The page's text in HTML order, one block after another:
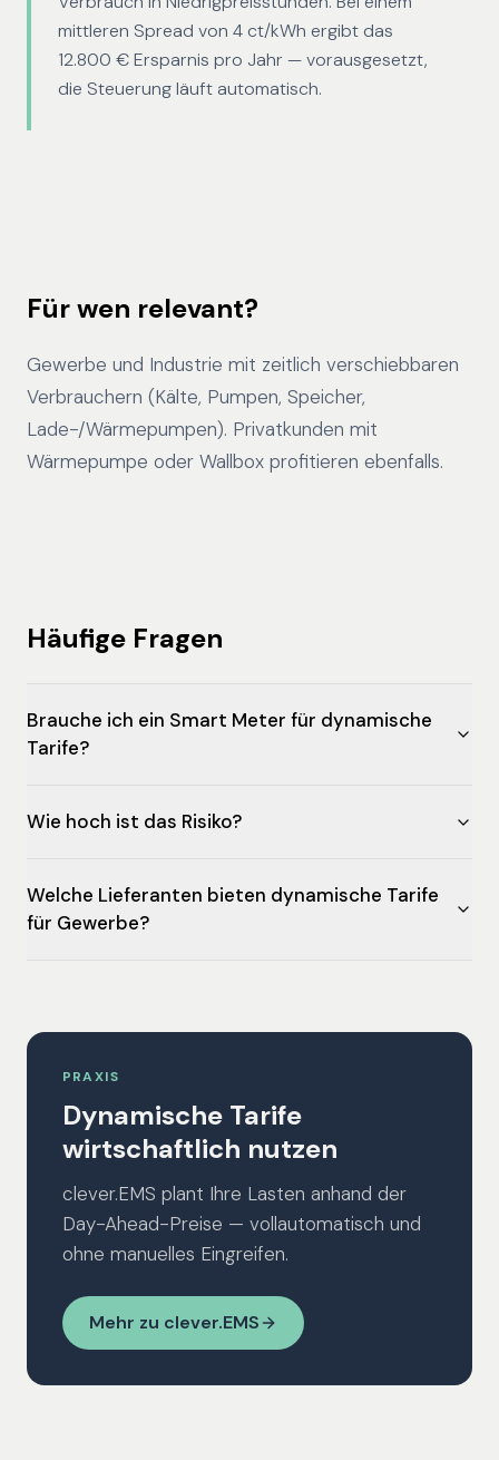
mittleren Spread von 4 ct/kWh ergibt das
12.800 € Ersparnis pro Jahr — vorausgesetzt,
die Steuerung läuft automatisch.
Für wen relevant?
Gewerbe und Industrie mit zeitlich verschiebbaren
Verbrauchern (Kälte, Pumpen, Speicher,
Lade-/Wärmepumpen). Privatkunden mit
Wärmepumpe oder Wallbox profitieren ebenfalls.
Häufige Fragen
Brauche ich ein Smart Meter für dynamische
Tarife?
Wie hoch ist das Risiko?
Welche Lieferanten bieten dynamische Tarife
für Gewerbe?
PRAXIS
Dynamische Tarife
wirtschaftlich nutzen
clever.EMS plant Ihre Lasten anhand der
Day-Ahead-Preise — vollautomatisch und
ohne manuelles Eingreifen.
Mehr zu clever.EMS